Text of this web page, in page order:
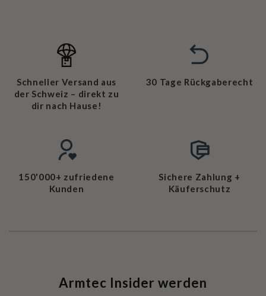
Schneller Versand aus
der Schweiz – direkt zu
dir nach Hause!
30 Tage Rückgaberecht
150'000+ zufriedene
Kunden
Sichere Zahlung +
Käuferschutz
Armtec Insider werden